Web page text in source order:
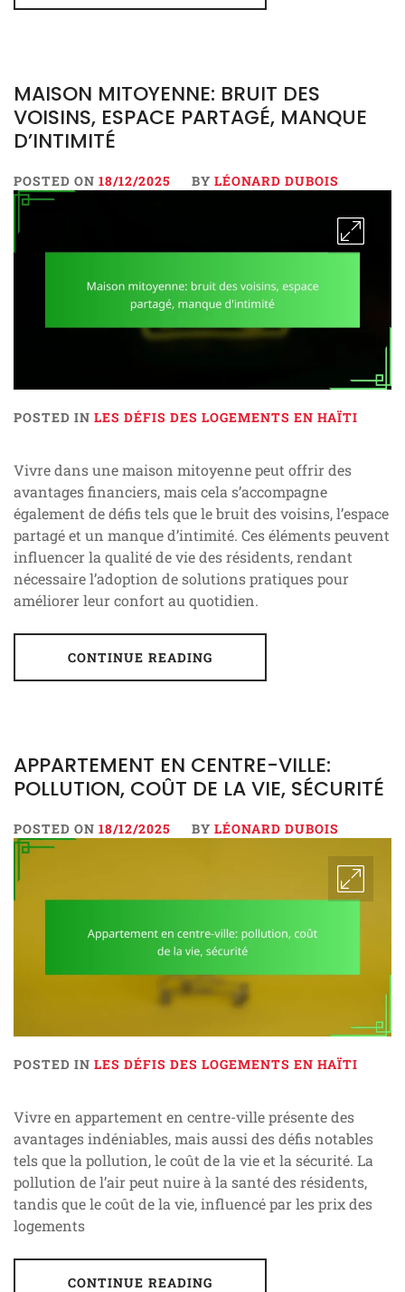
MAISON MITOYENNE: BRUIT DES
VOISINS, ESPACE PARTAGÉ, MANQUE
D’INTIMITÉ
POSTED ON 18/12/2025 BY LÉONARD DUBOIS
POSTED IN LES DÉFIS DES LOGEMENTS EN HAÏTI
Vivre dans une maison mitoyenne peut offrir des
avantages financiers, mais cela s’accompagne
également de défis tels que le bruit des voisins, l’espace
partagé et un manque d’intimité. Ces éléments peuvent
influencer la qualité de vie des résidents, rendant
nécessaire l’adoption de solutions pratiques pour
améliorer leur confort au quotidien.
CONTINUE READING
APPARTEMENT EN CENTRE-VILLE:
POLLUTION, COÛT DE LA VIE, SÉCURITÉ
POSTED ON 18/12/2025 BY LÉONARD DUBOIS
POSTED IN LES DÉFIS DES LOGEMENTS EN HAÏTI
Vivre en appartement en centre-ville présente des
avantages indéniables, mais aussi des défis notables
tels que la pollution, le coût de la vie et la sécurité. La
pollution de l’air peut nuire à la santé des résidents,
tandis que le coût de la vie, influencé par les prix des
logements
CONTINUE READING